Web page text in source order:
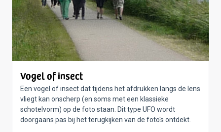
Vogel of insect
Een vogel of insect dat tijdens het afdrukken langs de lens
vliegt kan onscherp (en soms met een klassieke
schotelvorm) op de foto staan. Dit type UFO wordt
doorgaans pas bij het terugkijken van de foto's ontdekt.